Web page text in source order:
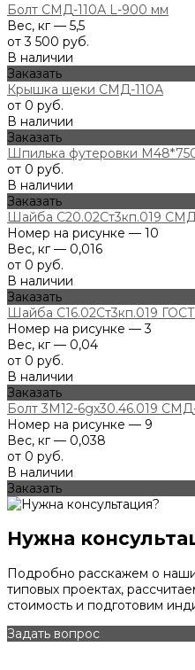
Болт СМД-110А L-900 мм
Вес, кг — 5,5
от 3 500 руб.
В наличии
Заказать
Крышка щеки СМД-110А
от 0 руб.
В наличии
Заказать
Шпилька футеровки
от 0 руб.
В наличии
Заказать
Шайба С20.02Ст3кп.019
Номер на рисунке — 10
Вес, кг — 0,016
от 0 руб.
В наличии
Заказать
Шайба С16.02Ст3кп.019
Номер на рисунке — 3
Вес, кг — 0,04
от 0 руб.
В наличии
Заказать
Болт 3М12-6gх30.46.019
Номер на рисунке — 9
Вес, кг — 0,038
от 0 руб.
В наличии
Заказать
Нужна
Подробно расскажем о
типовых проектах,
стоимость и подготовим
Задать вопрос